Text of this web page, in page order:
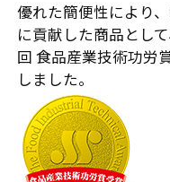
優れた簡便性により
に貢献した商品とし
回 食品産業技術功労
しました。